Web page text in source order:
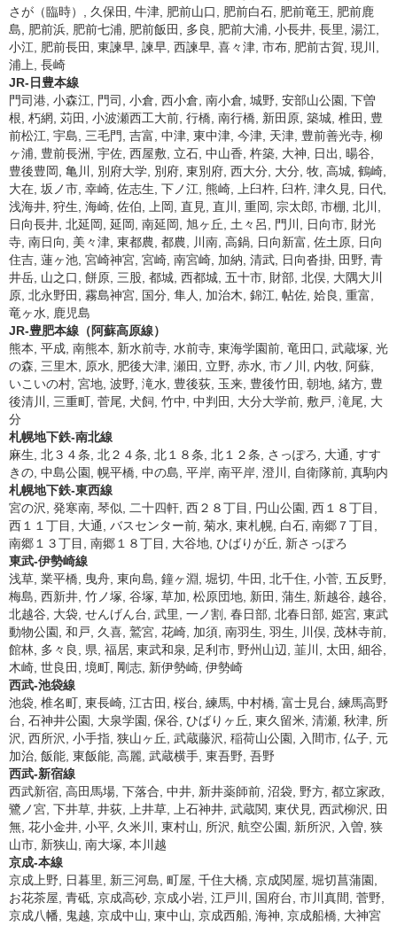
さが（臨時）, 久保田, 牛津, 肥前山口, 肥前白石, 肥前竜王, 肥前鹿
島, 肥前浜, 肥前七浦, 肥前飯田, 多良, 肥前大浦, 小長井, 長里, 湯江,
小江, 肥前長田, 東諫早, 諫早, 西諫早, 喜々津, 市布, 肥前古賀, 現川,
浦上, 長崎
JR-日豊本線
門司港, 小森江, 門司, 小倉, 西小倉, 南小倉, 城野, 安部山公園, 下曽
根, 朽網, 苅田, 小波瀬西工大前, 行橋, 南行橋, 新田原, 築城, 椎田, 豊
前松江, 宇島, 三毛門, 吉富, 中津, 東中津, 今津, 天津, 豊前善光寺, 柳
ヶ浦, 豊前長洲, 宇佐, 西屋敷, 立石, 中山香, 杵築, 大神, 日出, 暘谷,
豊後豊岡, 亀川, 別府大学, 別府, 東別府, 西大分, 大分, 牧, 高城, 鶴崎,
大在, 坂ノ市, 幸崎, 佐志生, 下ノ江, 熊崎, 上臼杵, 臼杵, 津久見, 日代,
浅海井, 狩生, 海崎, 佐伯, 上岡, 直見, 直川, 重岡, 宗太郎, 市棚, 北川,
日向長井, 北延岡, 延岡, 南延岡, 旭ヶ丘, 土々呂, 門川, 日向市, 財光
寺, 南日向, 美々津, 東都農, 都農, 川南, 高鍋, 日向新富, 佐土原, 日向
住吉, 蓮ヶ池, 宮崎神宮, 宮崎, 南宮崎, 加納, 清武, 日向沓掛, 田野, 青
井岳, 山之口, 餅原, 三股, 都城, 西都城, 五十市, 財部, 北俣, 大隅大川
原, 北永野田, 霧島神宮, 国分, 隼人, 加治木, 錦江, 帖佐, 姶良, 重富,
竜ヶ水, 鹿児島
JR-豊肥本線（阿蘇高原線）
熊本, 平成, 南熊本, 新水前寺, 水前寺, 東海学園前, 竜田口, 武蔵塚, 光
の森, 三里木, 原水, 肥後大津, 瀬田, 立野, 赤水, 市ノ川, 内牧, 阿蘇,
いこいの村, 宮地, 波野, 滝水, 豊後荻, 玉来, 豊後竹田, 朝地, 緒方, 豊
後清川, 三重町, 菅尾, 犬飼, 竹中, 中判田, 大分大学前, 敷戸, 滝尾, 大
分
札幌地下鉄-南北線
麻生, 北３４条, 北２４条, 北１８条, 北１２条, さっぽろ, 大通, すす
きの, 中島公園, 幌平橋, 中の島, 平岸, 南平岸, 澄川, 自衛隊前, 真駒内
札幌地下鉄-東西線
宮の沢, 発寒南, 琴似, 二十四軒, 西２８丁目, 円山公園, 西１８丁目,
西１１丁目, 大通, バスセンター前, 菊水, 東札幌, 白石, 南郷７丁目,
南郷１３丁目, 南郷１８丁目, 大谷地, ひばりが丘, 新さっぽろ
東武-伊勢崎線
浅草, 業平橋, 曳舟, 東向島, 鐘ヶ淵, 堀切, 牛田, 北千住, 小菅, 五反野,
梅島, 西新井, 竹ノ塚, 谷塚, 草加, 松原団地, 新田, 蒲生, 新越谷, 越谷,
北越谷, 大袋, せんげん台, 武里, 一ノ割, 春日部, 北春日部, 姫宮, 東武
動物公園, 和戸, 久喜, 鷲宮, 花崎, 加須, 南羽生, 羽生, 川俣, 茂林寺前,
館林, 多々良, 県, 福居, 東武和泉, 足利市, 野州山辺, 韮川, 太田, 細谷,
木崎, 世良田, 境町, 剛志, 新伊勢崎, 伊勢崎
西武-池袋線
池袋, 椎名町, 東長崎, 江古田, 桜台, 練馬, 中村橋, 富士見台, 練馬高野
台, 石神井公園, 大泉学園, 保谷, ひばりヶ丘, 東久留米, 清瀬, 秋津, 所
沢, 西所沢, 小手指, 狭山ヶ丘, 武蔵藤沢, 稲荷山公園, 入間市, 仏子, 元
加治, 飯能, 東飯能, 高麗, 武蔵横手, 東吾野, 吾野
西武-新宿線
西武新宿, 高田馬場, 下落合, 中井, 新井薬師前, 沼袋, 野方, 都立家政,
鷺ノ宮, 下井草, 井荻, 上井草, 上石神井, 武蔵関, 東伏見, 西武柳沢, 田
無, 花小金井, 小平, 久米川, 東村山, 所沢, 航空公園, 新所沢, 入曽, 狭
山市, 新狭山, 南大塚, 本川越
京成-本線
京成上野, 日暮里, 新三河島, 町屋, 千住大橋, 京成関屋, 堀切菖蒲園,
お花茶屋, 青砥, 京成高砂, 京成小岩, 江戸川, 国府台, 市川真間, 菅野,
京成八幡, 鬼越, 京成中山, 東中山, 京成西船, 海神, 京成船橋, 大神宮